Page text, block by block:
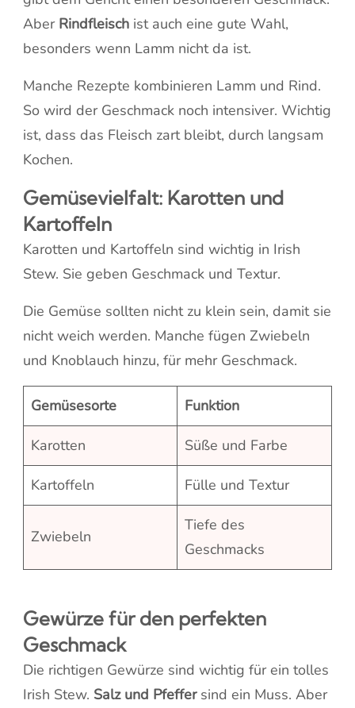
Aber Rindfleisch ist auch eine gute Wahl,
besonders wenn Lamm nicht da ist.
Manche Rezepte kombinieren Lamm und Rind.
So wird der Geschmack noch intensiver. Wichtig
ist, dass das Fleisch zart bleibt, durch langsam
Kochen.
Gemüsevielfalt: Karotten und
Kartoffeln
Karotten und Kartoffeln sind wichtig in Irish
Stew. Sie geben Geschmack und Textur.
Die Gemüse sollten nicht zu klein sein, damit sie
nicht weich werden. Manche fügen Zwiebeln
und Knoblauch hinzu, für mehr Geschmack.
Gemüsesorte Funktion
Karotten Süße und Farbe
Kartoffeln Fülle und Textur
Zwiebeln
Tiefe des
Geschmacks
Gewürze für den perfekten
Geschmack
Die richtigen Gewürze sind wichtig für ein tolles
Irish Stew. Salz und Pfeffersind ein Muss. Aber